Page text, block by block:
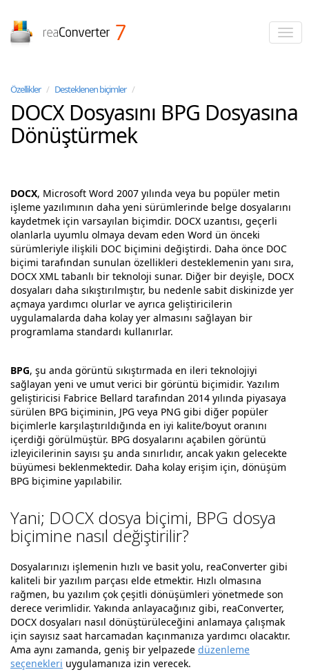
Özellikler / Desteklenen biçimler /
DOCX Dosyasını BPG Dosyasına
Dönüştürmek
DOCX, Microsoft Word 2007 yılında veya bu popüler metin
işleme yazılımının daha yeni sürümlerinde belge dosyalarını
kaydetmek için varsayılan biçimdir. DOCX uzantısı, geçerli
olanlarla uyumlu olmaya devam eden Word ün önceki
sürümleriyle ilişkili DOC biçimini değiştirdi. Daha önce DOC
biçimi tarafından sunulan özellikleri desteklemenin yanı sıra,
DOCX XML tabanlı bir teknoloji sunar. Diğer bir deyişle, DOCX
dosyaları daha sıkıştırılmıştır, bu nedenle sabit diskinizde yer
açmaya yardımcı olurlar ve ayrıca geliştiricilerin
uygulamalarda daha kolay yer almasını sağlayan bir
programlama standardı kullanırlar.
BPG, şu anda görüntü sıkıştırmada en ileri teknolojiyi
sağlayan yeni ve umut verici bir görüntü biçimidir. Yazılım
geliştiricisi Fabrice Bellard tarafından 2014 yılında piyasaya
sürülen BPG biçiminin, JPG veya PNG gibi diğer popüler
biçimlerle karşılaştırıldığında en iyi kalite/boyut oranını
içerdiği görülmüştür. BPG dosyalarını açabilen görüntü
izleyicilerinin sayısı şu anda sınırlıdır, ancak yakın gelecekte
büyümesi beklenmektedir. Daha kolay erişim için, dönüşüm
BPG biçimine yapılabilir.
Yani; DOCX dosya biçimi, BPG dosya
biçimine nasıl değiştirilir?
Dosyalarınızı işlemenin hızlı ve basit yolu, reaConverter gibi
kaliteli bir yazılım parçası elde etmektir. Hızlı olmasına
rağmen, bu yazılım çok çeşitli dönüşümleri yönetmede son
derece verimlidir. Yakında anlayacağınız gibi, reaConverter,
DOCX dosyaları nasıl dönüştürüleceğini anlamaya çalışmak
için sayısız saat harcamadan kaçınmanıza yardımcı olacaktır.
Ama aynı zamanda, geniş bir yelpazede düzenleme
seçenekleri uygulamanıza izin verecek.